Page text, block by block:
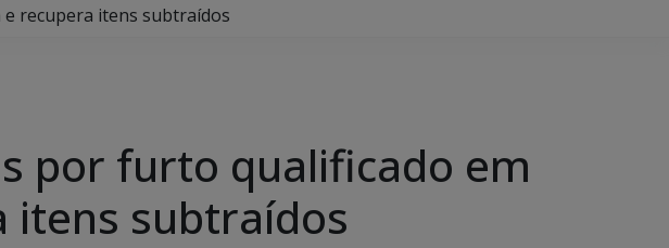
recupera itens subtraídos
por furto qualificado em
itens subtraídos